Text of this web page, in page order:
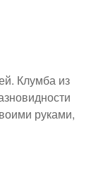
Клумба из
руками,